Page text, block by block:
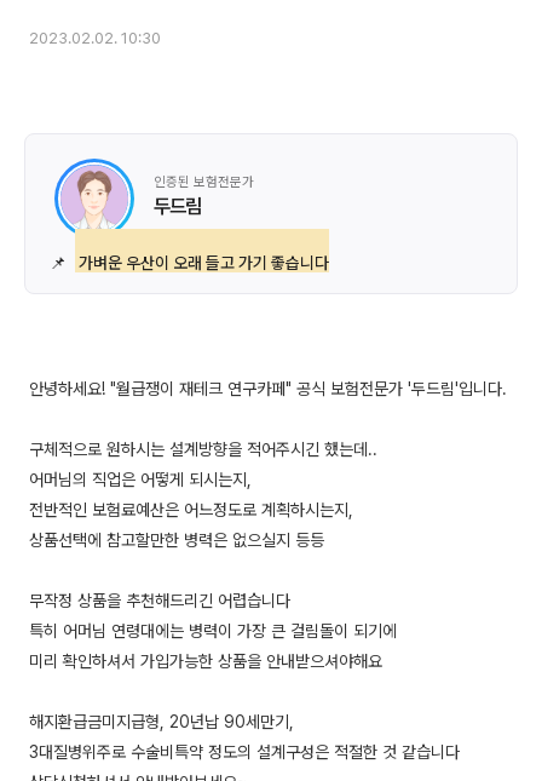
2023.02.02. 10:30
인증된 보험전문가
두드림
📌 가벼운 우산이 오래 들고 가기 좋습니다
안녕하세요! "월급쟁이 재테크 연구카페" 공식 보험전문가 '두드림'입니다.
구체적으로 원하시는 설계방향을 적어주시긴 했는데..
어머님의 직업은 어떻게 되시는지,
전반적인 보험료예산은 어느정도로 계획하시는지,
상품선택에 참고할만한 병력은 없으실지 등등
무작정 상품을 추천해드리긴 어렵습니다
특히 어머님 연령대에는 병력이 가장 큰 걸림돌이 되기에
미리 확인하셔서 가입가능한 상품을 안내받으셔야해요
해지환급금미지급형, 20년납 90세만기,
3대질병위주로 수술비특약 정도의 설계구성은 적절한 것 같습니다